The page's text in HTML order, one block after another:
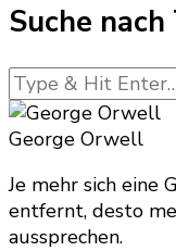
Suche
Looking
for
Something?
George Orwell
Je mehr sich eine
entfernt, desto
aussprechen.